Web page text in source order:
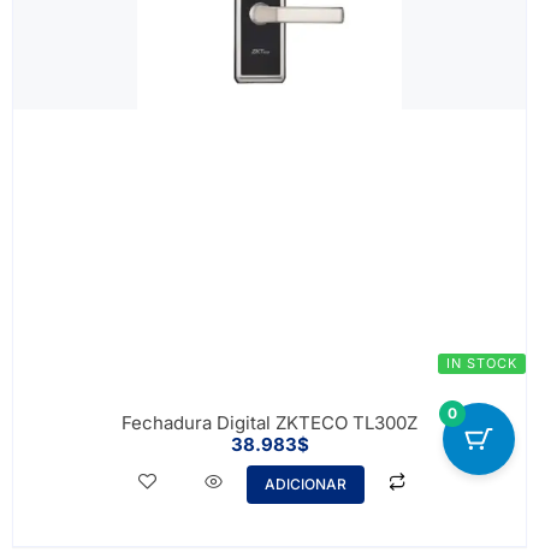
IN STOCK
Fechadura Digital ZKTECO TL300Z
38.983$
ADICIONAR
0